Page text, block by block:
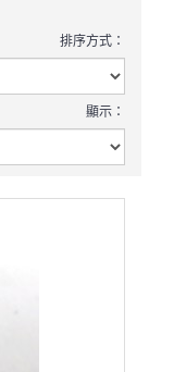
排序方式：
顯示：